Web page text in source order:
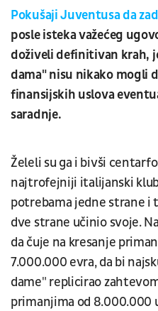
Pokušaji Juventusada
posle isteka važećeg
doživeli definitivan krah,
dama" nisu nikako mogli
finansijskih uslova
saradnje.
Želeli su ga i bivši
najtrofejniji italijanski
potrebama jedne strane
dve strane učinio svoje.
da čuje na kresanje
7.000.000 evra, da bi
dame" replicirao
primanjima od 8.000.000